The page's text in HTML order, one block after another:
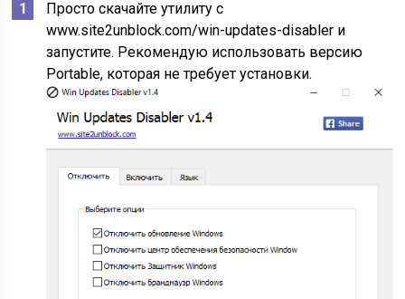
Просто скачайте утилиту с
www.site2unblock.com/win-updates-disabler и
запустите. Рекомендую использовать версию
Portable, которая не требует установки.